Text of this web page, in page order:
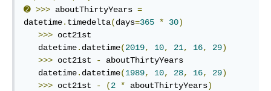
➋ >>> aboutThirtyYears =
datetime. timedelta(days=365 * 30)
>>> oct21st
   datetime
. datetime(2019, 10, 21, 16, 29)
>>> oct21st - aboutThirtyYears
   datetime
. datetime(1989, 10, 28, 16, 29)
>>> oct21st - (2 * aboutThirtyYears)